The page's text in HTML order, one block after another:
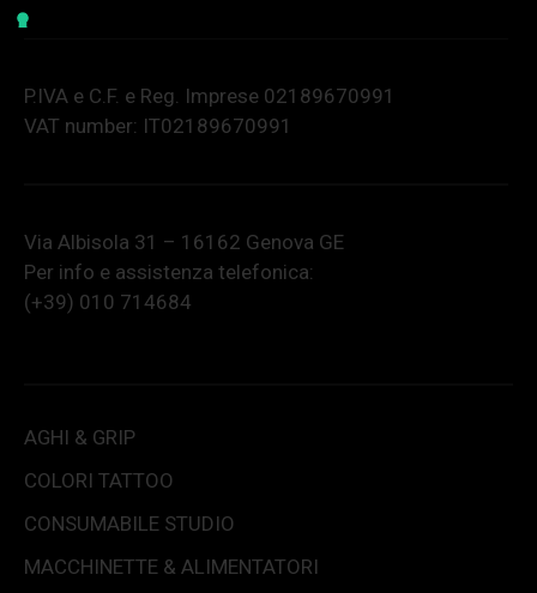
P.IVA e C.F. e Reg. Imprese 02189670991
VAT number: IT02189670991
Via Albisola 31 – 16162 Genova GE
Per info e assistenza telefonica:
(+39) 010 714684
AGHI & GRIP
COLORI TATTOO
CONSUMABILE STUDIO
MACCHINETTE & ALIMENTATORI